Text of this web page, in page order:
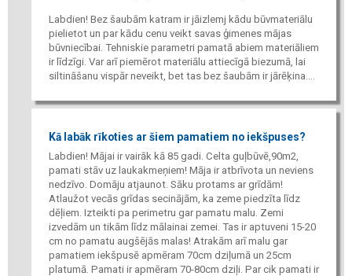
Labdien! Bez šaubām katram ir jāizlemj kādu būvmateriālu
pielietot un par kādu cenu veikt savas ģimenes mājas
būvniecībai. Tehniskie parametri pamatā abiem materiāliem
ir līdzīgi. Var arī piemērot materiālu attiecīgā biezumā, lai
siltināšanu vispār neveikt, bet tas bez šaubām ir jārēķina....
Kā labāk rīkoties ar šiem pamatiem no iekšpuses?
Labdien! Mājai ir vairāk kā 85 gadi. Celta guļbūvē,90m2,
pamati stāv uz laukakmeņiem! Māja ir atbrīvota un neviens
nedzīvo. Domāju atjaunot. Sāku protams ar grīdām!
Atlaužot vecās grīdas secinājām, ka zeme piedzīta līdz
dēļiem. Izteikti pa perimetru gar pamatu malu. Zemi
izvedām un tikām līdz mālainai zemei. Tas ir aptuveni 15-20
cm no pamatu augšējās malas! Atrakām arī malu gar
pamatiem iekšpusē apmēram 70cm dziļumā un 25cm
platumā. Pamati ir apmēram 70-80cm dziļi. Par cik pamati ir